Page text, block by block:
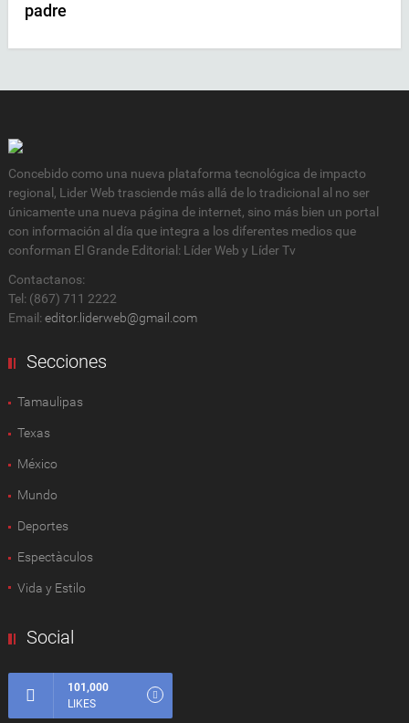
padre
Concebido como una nueva plataforma tecnológica de impacto
regional, Lider Web trasciende más allá de lo tradicional al no ser
únicamente una nueva página de internet, sino más bien un portal
con información al día que integra a los diferentes medios que
conforman El Grande Editorial: Líder Web y Líder Tv
Contactanos:
Tel: (867) 711 2222
Email: editor.liderweb@gmail.com
Secciones
Tamaulipas
Texas
México
Mundo
Deportes
Espectàculos
Vida y Estilo
Social
101,000
LIKES